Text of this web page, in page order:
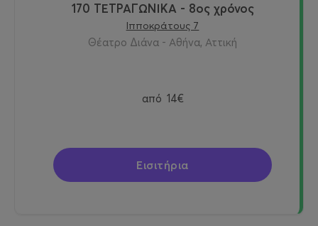
170 ΤΕΤΡΑΓΩΝΙΚΑ - 8ος χρόνος
Ιπποκράτους 7
Θέατρο Διάνα - Αθήνα, Αττική
από 14€
Εισιτήρια